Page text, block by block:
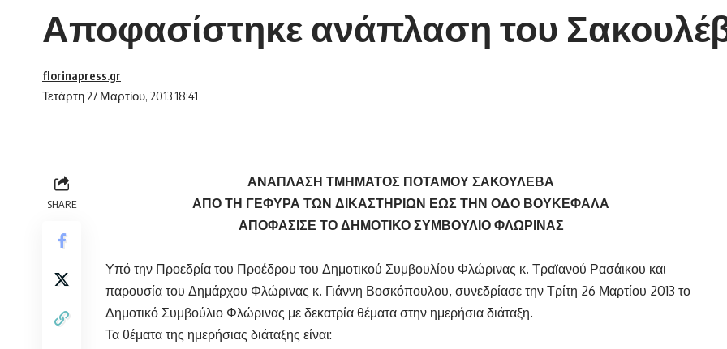
Αποφασίστηκε ανάπλαση του
Τετάρτη 27 Μαρτίου, 2013 18:41
florinapress.gr
SHARE
ΑΝΑΠΛΑΣΗ ΤΜΗΜΑΤΟΣ ΠΟΤΑΜΟΥ ΣΑΚΟΥΛΕΒΑ
ΑΠΟ ΤΗ ΓΕΦΥΡΑ ΤΩΝ ΔΙΚΑΣΤΗΡΙΩΝ ΕΩΣ ΤΗΝ ΟΔΟ ΒΟΥΚΕΦΑΛΑ
ΑΠΟΦΑΣΙΣΕ ΤΟ ΔΗΜΟΤΙΚΟ ΣΥΜΒΟΥΛΙΟ ΦΛΩΡΙΝΑΣ
Υπό την Προεδρία του Προέδρου του Δημοτικού Συμβουλίου Φλώρινας κ. Τραϊανού Ρασάικου και
παρουσία του Δημάρχου Φλώρινας κ. Γιάννη Βοσκόπουλου, συνεδρίασε την Τρίτη 26 Μαρτίου 2013 το
Δημοτικό Συμβούλιο Φλώρινας με δεκατρία θέματα στην ημερήσια διάταξη.
Τα θέματα της ημερήσιας διάταξης είναι: